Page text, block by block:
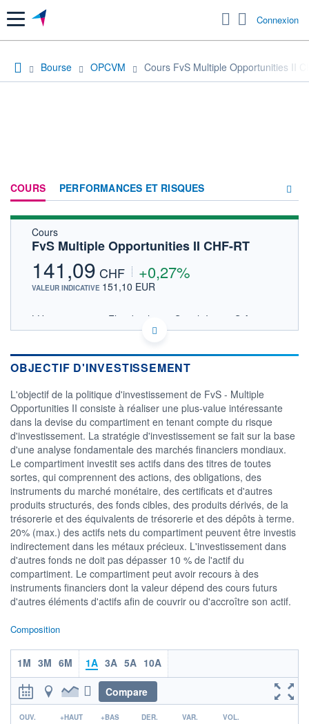
Menu Connexion
Bourse OPCVM Cours FvS Multiple Opportunities II
COURS PERFORMANCES ET RISQUES
FORUM
Cours
FvS Multiple Opportunities II CHF-RT
141,09 CHF +0,27%
VALEUR INDICATIVE 151,10 EUR
LU1172943745 - Flossbach von Storch Invest S.A.
OPCVM DERNIER COURS CONNU AU 07/08/2026
16/12 16/04
130
CATÉGORIE MORNINGSTAR
Allocation Autres
FONDS PARTENAIRES
TARIFS PRIVILÉGIÉS 0%
ÉLIGIBILITÉ
PEA PEA-PME BOURSOVIE LUX
BOURSOVIE
CTO BUSINESS
Non éligible Boursobank
ACTIF NET (EUR)
RISQUE DU FONDS (SRI)
3/7
OBJECTIF D'INVESTISSEMENT
L'objectif de la politique d'investissement de FvS - Multiple
Opportunities II consiste à réaliser une plus-value intéressante
dans la devise du compartiment en tenant compte du risque
d'investissement. La stratégie d'investissement se fait sur la base
d'une analyse fondamentale des marchés financiers mondiaux.
Le compartiment investit ses actifs dans des titres de toutes
sortes, qui comprennent des actions, des obligations, des
instruments du marché monétaire, des certificats et d'autres
produits structurés, des fonds cibles, des produits dérivés, de la
trésorerie et des équivalents de trésorerie et des dépôts à terme.
20% (max.) des actifs nets du compartiment peuvent être investis
indirectement dans les métaux précieux. L'investissement dans
d'autres fonds ne doit pas dépasser 10 % de l'actif du
compartiment. Le compartiment peut avoir recours à des
instruments financiers dont la valeur dépend des cours futurs
d'autres éléments d'actifs afin de couvrir ou d'accroître son actif.
Composition
1M 3M 6M 1A 3A 5A 10A
Compare
r
OUV. +HAUT +BAS DER. VAR. VOL.